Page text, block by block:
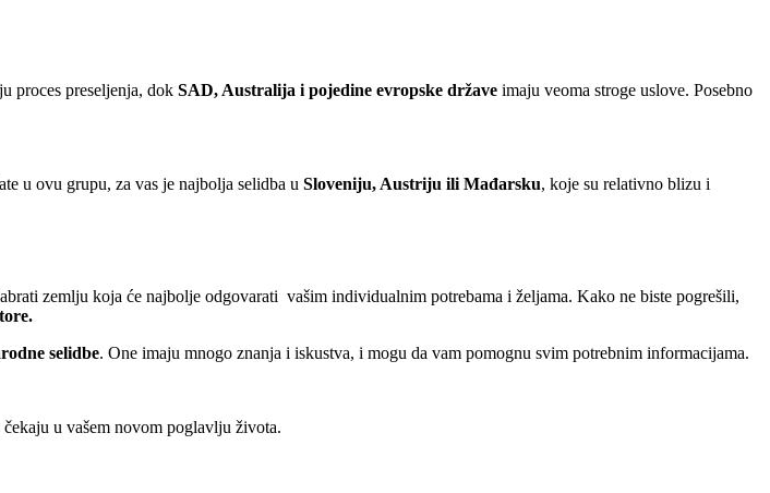
proces preseljenja, dok SAD, Australija i pojedine evropske države imaju veoma stroge uslove. Posebno
u ovu grupu, za vas je najbolja selidba u Sloveniju, Austriju ili Mađarsku, koje su relativno blizu i
zemlju koja će najbolje odgovarati vašim individualnim potrebama i željama. Kako ne biste pogrešili,
selidbe. One imaju mnogo znanja i iskustva, i mogu da vam pomognu svim potrebnim informacijama.
u vašem novom poglavlju života.